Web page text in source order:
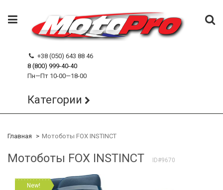
+38 (050) 643 88 46
8 (800) 999-40-40
Пн—Пт 10-00—18-00
Категории
Главная Мотоботы FOX INSTINCT
Мотоботы FOX INSTINCT ID#9670
New!